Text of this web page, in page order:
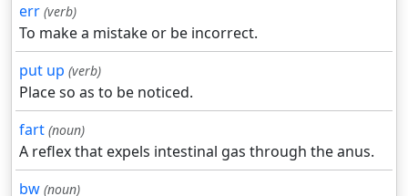
err (verb)
To make a mistake or be incorrect.
put up (verb)
Place so as to be noticed.
fart (noun)
A reflex that expels intestinal gas through the anus.
bw (noun)